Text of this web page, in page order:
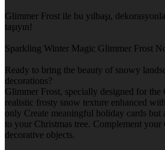
Glimmer Frost ile bu yılbaşı,
taşıyın!
Sparkling Winter Magic Glimmer Frost
Ready to bring the beauty of snowy
decorations?
Glimmer Frost, specially designed for the
realistic frosty snow texture enhanced
only Create meaningful holiday cards but
to your Christmas tree. Complement
decorative objects.